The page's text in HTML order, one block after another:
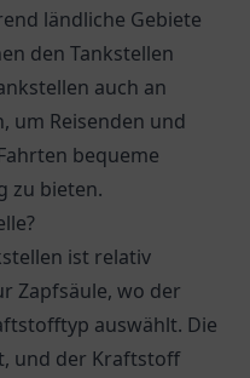
ländliche Gebiete
den Tankstellen
auch an
um Reisenden und
bequeme
zu bieten.
ist relativ
Zapfsäule, wo der
auswählt. Die
und der Kraftstoff